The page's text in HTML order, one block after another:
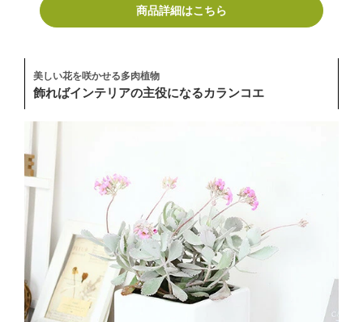
商品詳細はこちら
美しい花を咲かせる多肉植物
飾ればインテリアの主役になるカランコエ